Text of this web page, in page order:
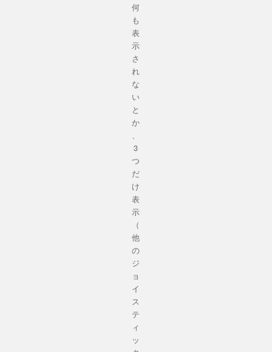
何
も
表
示
さ
れ
な
い
と
か
3
つ
だ
け
表
示
（
他
の
ジ
ョ
イ
ス
テ
ィ
ッ